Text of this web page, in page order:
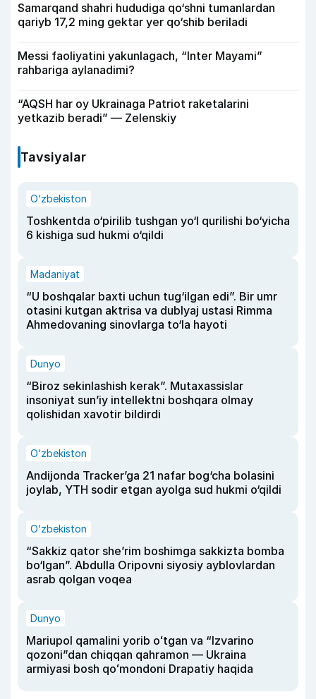
Samarqand shahri hududiga qo‘shni tumanlardan
qariyb 17,2 ming gektar yer qo‘shib beriladi
Messi faoliyatini yakunlagach, “Inter Mayami”
rahbariga aylanadimi?
“AQSH har oy Ukrainaga Patriot raketalarini
yetkazib beradi” — Zelenskiy
Tavsiyalar
O‘zbekiston
Toshkentda o‘pirilib tushgan yo‘l qurilishi bo‘yicha
6 kishiga sud hukmi o‘qildi
Madaniyat
“U boshqalar baxti uchun tug‘ilgan edi”. Bir umr
otasini kutgan aktrisa va dublyaj ustasi Rimma
Ahmedovaning sinovlarga to‘la hayoti
Dunyo
“Biroz sekinlashish kerak”. Mutaxassislar
insoniyat sun’iy intellektni boshqara olmay
qolishidan xavotir bildirdi
O‘zbekiston
Andijonda Tracker’ga 21 nafar bog‘cha bolasini
joylab, YTH sodir etgan ayolga sud hukmi o‘qildi
O‘zbekiston
“Sakkiz qator she’rim boshimga sakkizta bomba
bo‘lgan”. Abdulla Oripovni siyosiy ayblovlardan
asrab qolgan voqea
Dunyo
Mariupol qamalini yorib oʻtgan va “Izvarino
qozoni”dan chiqqan qahramon — Ukraina
armiyasi bosh qoʻmondoni Drapatiy haqida